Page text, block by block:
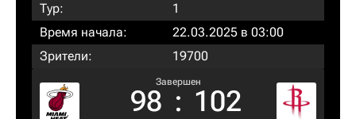
Тур:
1
Время начала:
22.03.2025 в 03:00
Зрители:
19700
Завершен
98 : 102